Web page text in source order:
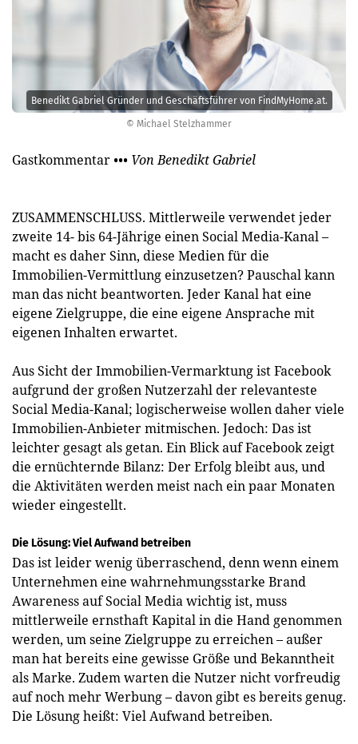
© Michael Stelzhammer
Benedikt Gabriel Gründer und Geschäftsführer von FindMyHome.at.
Gastkommentar ••• Von Benedikt Gabriel
ZUSAMMENSCHLUSS. Mittlerweile verwendet jeder
zweite 14- bis 64-Jährige einen ­Social Media-Kanal –
macht es daher Sinn, diese Medien für die
Immobilien-Vermittlung einzusetzen? Pauschal kann
man das nicht beantworten. Jeder Kanal hat eine
eigene Zielgruppe, die eine eigene Ansprache mit
eigenen Inhalten erwartet.
Aus Sicht der Immobilien-Vermarktung ist Facebook
aufgrund der großen Nutzerzahl der relevanteste
Social Media-Kanal; logischerweise wollen daher viele
Immobilien-Anbieter mitmischen. Jedoch: Das ist
leichter gesagt als getan. Ein Blick auf Facebook zeigt
die ernüchternde Bilanz: Der Erfolg bleibt aus, und
die Aktivitäten werden meist nach ein paar Monaten
wieder eingestellt.
Die Lösung: Viel Aufwand betreiben
Das ist leider wenig überraschend, denn wenn einem
Unternehmen eine wahrnehmungsstarke Brand
Awareness auf Social Media wichtig ist, muss
mittlerweile ernsthaft Kapital in die Hand genommen
werden, um seine Zielgruppe zu erreichen – außer
man hat bereits eine gewisse Größe und Bekanntheit
als Marke. Zudem warten die Nutzer nicht vorfreudig
auf noch mehr Werbung – davon gibt es bereits genug.
Die Lösung heißt: Viel Aufwand betreiben.